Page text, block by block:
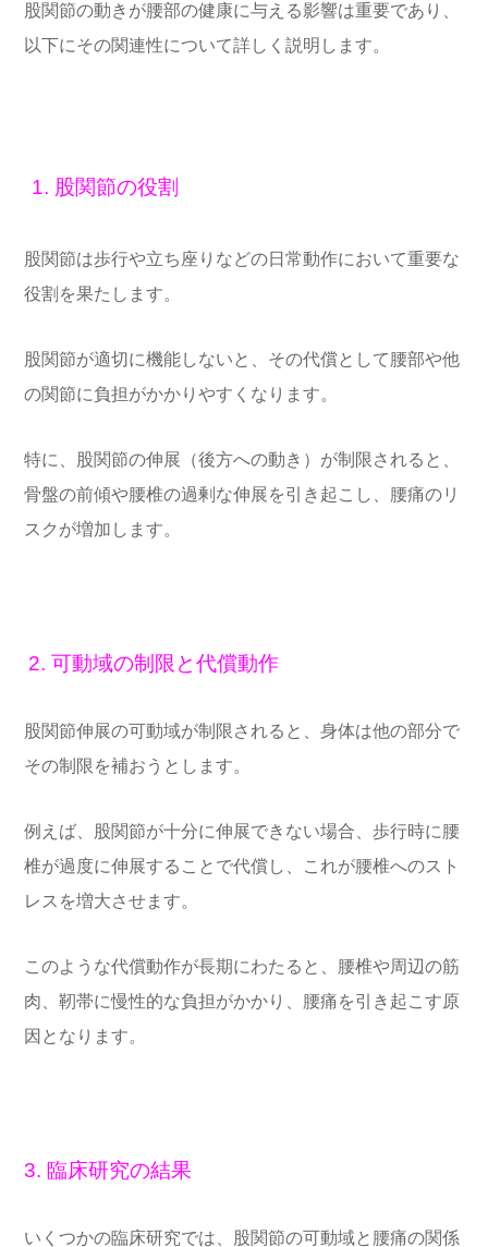
股関節の動きが腰部の健康に与える影響は重要であり、
以下にその関連性について詳しく説明します。
1. 股関節の役割
股関節は歩行や立ち座りなどの日常動作において重要な
役割を果たします。
股関節が適切に機能しないと、その代償として腰部や他
の関節に負担がかかりやすくなります。
特に、股関節の伸展（後方への動き）が制限されると、
骨盤の前傾や腰椎の過剰な伸展を引き起こし、腰痛のリ
スクが増加します。
2. 可動域の制限と代償動作
股関節伸展の可動域が制限されると、身体は他の部分で
その制限を補おうとします。
例えば、股関節が十分に伸展できない場合、歩行時に腰
椎が過度に伸展することで代償し、これが腰椎へのスト
レスを増大させます。
このような代償動作が長期にわたると、腰椎や周辺の筋
肉、靭帯に慢性的な負担がかかり、腰痛を引き起こす原
因となります。
3. 臨床研究の結果
いくつかの臨床研究では、股関節の可動域と腰痛の関係